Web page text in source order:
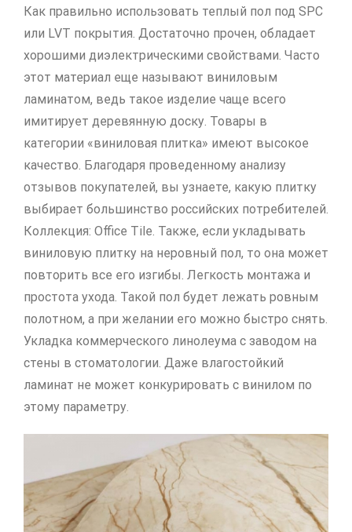
Как правильно использовать теплый пол под SPC
или LVT покрытия. Достаточно прочен, обладает
хорошими диэлектрическими свойствами. Часто
этот материал еще называют виниловым
ламинатом, ведь такое изделие чаще всего
имитирует деревянную доску. Товары в
категории «виниловая плитка» имеют высокое
качество. Благодаря проведенному анализу
отзывов покупателей, вы узнаете, какую плитку
выбирает большинство российских потребителей.
Коллекция: Office Tile. Также, если укладывать
виниловую плитку на неровный пол, то она может
повторить все его изгибы. Легкость монтажа и
простота ухода. Такой пол будет лежать ровным
полотном, а при желании его можно быстро снять.
Укладка коммерческого линолеума с заводом на
стены в стоматологии. Даже влагостойкий
ламинат не может конкурировать с винилом по
этому параметру.